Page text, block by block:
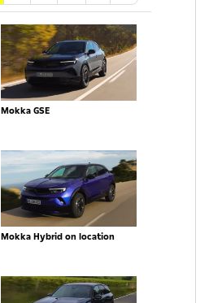
Mokka GSE
Mokka Hybrid on location